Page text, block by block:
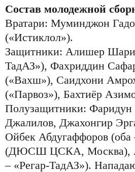
Состав молодежной
Вратари: Муминджон
(«Истиклол»).
Защитники: Алишер
ТадАЗ»), Фахриддин
(«Вахш»), Саидхони
(«Парвоз»), Бахтиёр
Полузащитники:
Джалилов, Джахонгир
Ойбек Абдугаффоров
(ДЮСШ ЦСКА, Москва),
– «Регар-ТадАЗ»).